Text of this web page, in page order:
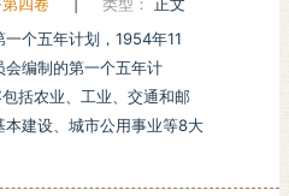
四卷 类型： 正文
个五年计划，1954年11
会编制的第一个五年计
括农业、工业、交通和邮
本建设、城市公用事业等8大